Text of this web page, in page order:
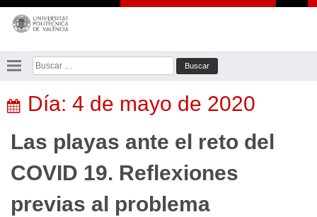
Saltar
contenido
Buscar:
Día: 4 de mayo de 2020
Las playas ante el reto del
COVID 19. Reflexiones
previas al problema